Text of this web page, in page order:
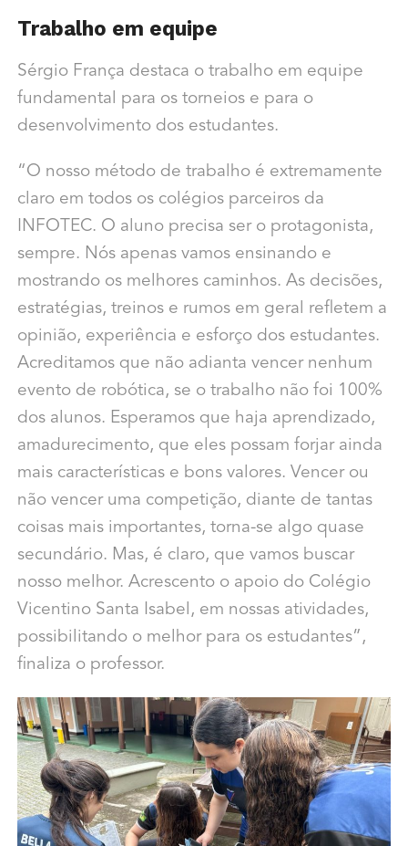
Trabalho em equipe
Sérgio França destaca o trabalho em equipe
fundamental para os torneios e para o
desenvolvimento dos estudantes.
“O nosso método de trabalho é extremamente
claro em todos os colégios parceiros da
INFOTEC. O aluno precisa ser o protagonista,
sempre. Nós apenas vamos ensinando e
mostrando os melhores caminhos. As decisões,
estratégias, treinos e rumos em geral refletem a
opinião, experiência e esforço dos estudantes.
Acreditamos que não adianta vencer nenhum
evento de robótica, se o trabalho não foi 100%
dos alunos. Esperamos que haja aprendizado,
amadurecimento, que eles possam forjar ainda
mais características e bons valores. Vencer ou
não vencer uma competição, diante de tantas
coisas mais importantes, torna-se algo quase
secundário. Mas, é claro, que vamos buscar
nosso melhor. Acrescento o apoio do Colégio
Vicentino Santa Isabel, em nossas atividades,
possibilitando o melhor para os estudantes”,
finaliza o professor.